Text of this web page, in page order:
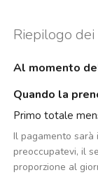
Riepilogo
Al momento
Quando la
Primo totale
Il pagamento
preoccupatevi, il
proporzione al